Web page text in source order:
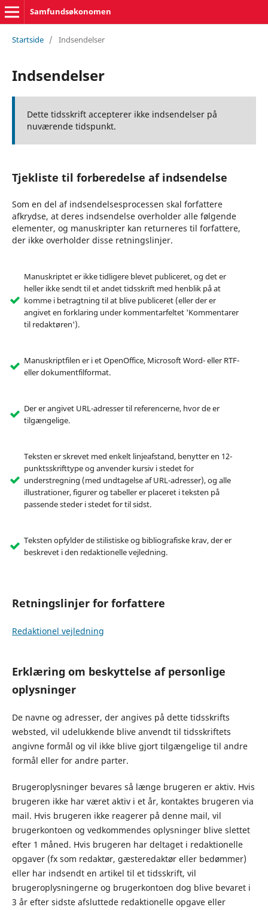
Samfundsøkonomen
Startside / Indsendelser
Indsendelser
Dette tidsskrift accepterer ikke indsendelser på
nuværende tidspunkt.
Tjekliste til forberedelse af indsendelse
Som en del af indsendelsesprocessen skal forfattere
afkrydse, at deres indsendelse overholder alle følgende
elementer, og manuskripter kan returneres til forfattere,
der ikke overholder disse retningslinjer.
Manuskriptet er ikke tidligere blevet publiceret, og det er
heller ikke sendt til et andet tidsskrift med henblik på at
komme i betragtning til at blive publiceret (eller der er
angivet en forklaring under kommentarfeltet 'Kommentarer
til redaktøren').
Manuskriptfilen er i et OpenOffice, Microsoft Word- eller RTF-
eller dokumentfilformat.
Der er angivet URL-adresser til referencerne, hvor de er
tilgængelige.
Teksten er skrevet med enkelt linjeafstand, benytter en 12-
punktsskrifttype og anvender kursiv i stedet for
understregning (med undtagelse af URL-adresser), og alle
illustrationer, figurer og tabeller er placeret i teksten på
passende steder i stedet for til sidst.
Teksten opfylder de stilistiske og bibliografiske krav, der er
beskrevet i den redaktionelle vejledning.
Retningslinjer for forfattere
Redaktionel vejledning
Erklæring om beskyttelse af personlige
oplysninger
De navne og adresser, der angives på dette tidsskrifts
websted, vil udelukkende blive anvendt til tidsskriftets
angivne formål og vil ikke blive gjort tilgængelige til andre
formål eller for andre parter.
Brugeroplysninger bevares så længe brugeren er aktiv. Hvis
brugeren ikke har været aktiv i et år, kontaktes brugeren via
mail. Hvis brugeren ikke reagerer på denne mail, vil
brugerkontoen og vedkommendes oplysninger blive slettet
efter 1 måned. Hvis brugeren har deltaget i redaktionelle
opgaver (fx som redaktør, gæsteredaktør eller bedømmer)
eller har indsendt en artikel til et tidsskrift, vil
brugeroplysningerne og brugerkontoen dog blive bevaret i
3 år efter sidste afsluttede redaktionelle opgave eller